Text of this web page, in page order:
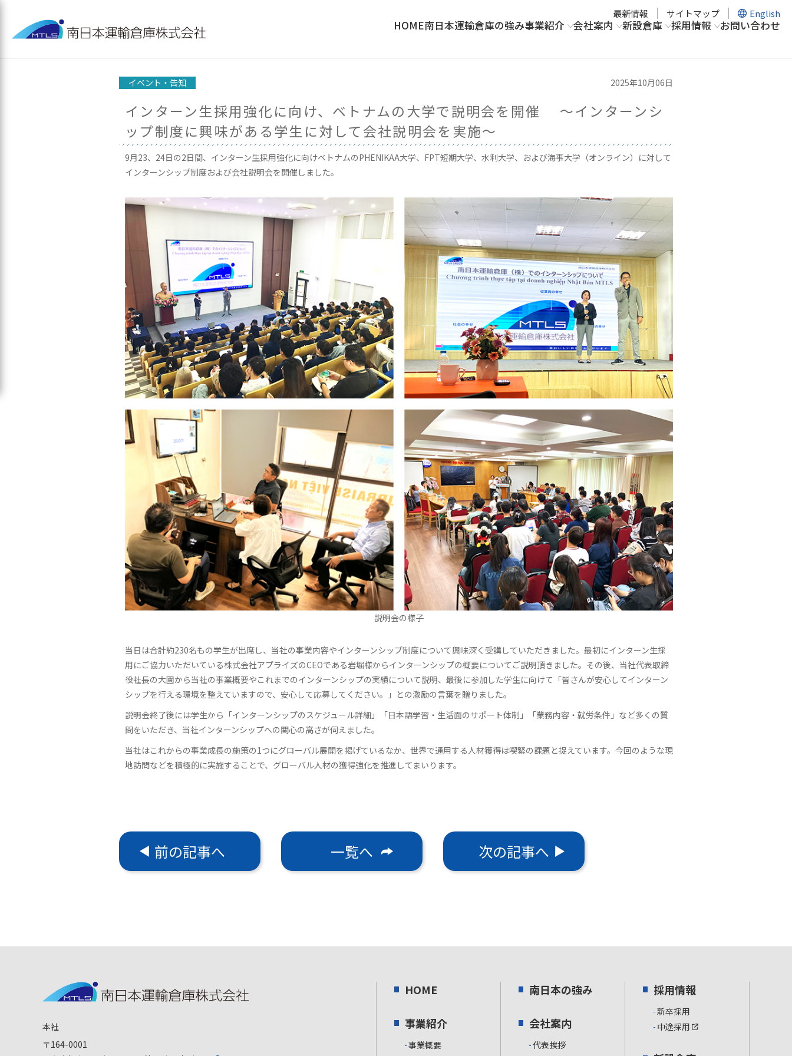
最新情報 サイトマップ English
HOME南日本運輸倉庫の強み事業紹介 会社案内 新設倉庫 採用情報 お問い合わせ
イベント・告知 2025年10月06日
インターン生採用強化に向け、ベトナムの大学で説明会を開催 ～インターンシ
ップ制度に興味がある学生に対して会社説明会を実施～
9月23、24日の2日間、インターン生採用強化に向けベトナムのPHENIKAA大学、FPT短期大学、水利大学、および海事大学（オンライン）に対して
インターンシップ制度および会社説明会を開催しました。
説明会の様子
当日は合計約230名もの学生が出席し、当社の事業内容やインターンシップ制度について興味深く受講していただきました。最初にインターン生採
用にご協力いただいている株式会社アプライズのCEOである岩堀様からインターンシップの概要についてご説明頂きました。その後、当社代表取締
役社長の大園から当社の事業概要やこれまでのインターンシップの実績について説明、最後に参加した学生に向けて「皆さんが安心してインターン
シップを行える環境を整えていますので、安心して応募してください。」との激励の言葉を贈りました。
説明会終了後には学生から「インターンシップのスケジュール詳細」「日本語学習・生活面のサポート体制」「業務内容・就労条件」など多くの質
問をいただき、当社インターンシップへの関心の高さが伺えました。
当社はこれからの事業成長の施策の1つにグローバル展開を掲げているなか、世界で通用する人材獲得は喫緊の課題と捉えています。今回のような現
地訪問などを積極的に実施することで、グローバル人材の獲得強化を推進してまいります。
前の記事へ 一覧へ 次の記事へ
本社
〒164-0001
HOME
事業紹介
事業概要
南日本の強み
会社案内
代表挨拶
採用情報
新卒採用
中途採用